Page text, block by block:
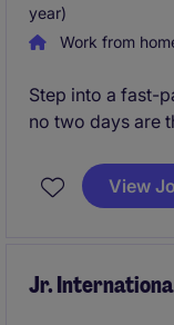
year)
Work from
Step into a fast-
no two days are
difference.
coordinating
View
Jr.